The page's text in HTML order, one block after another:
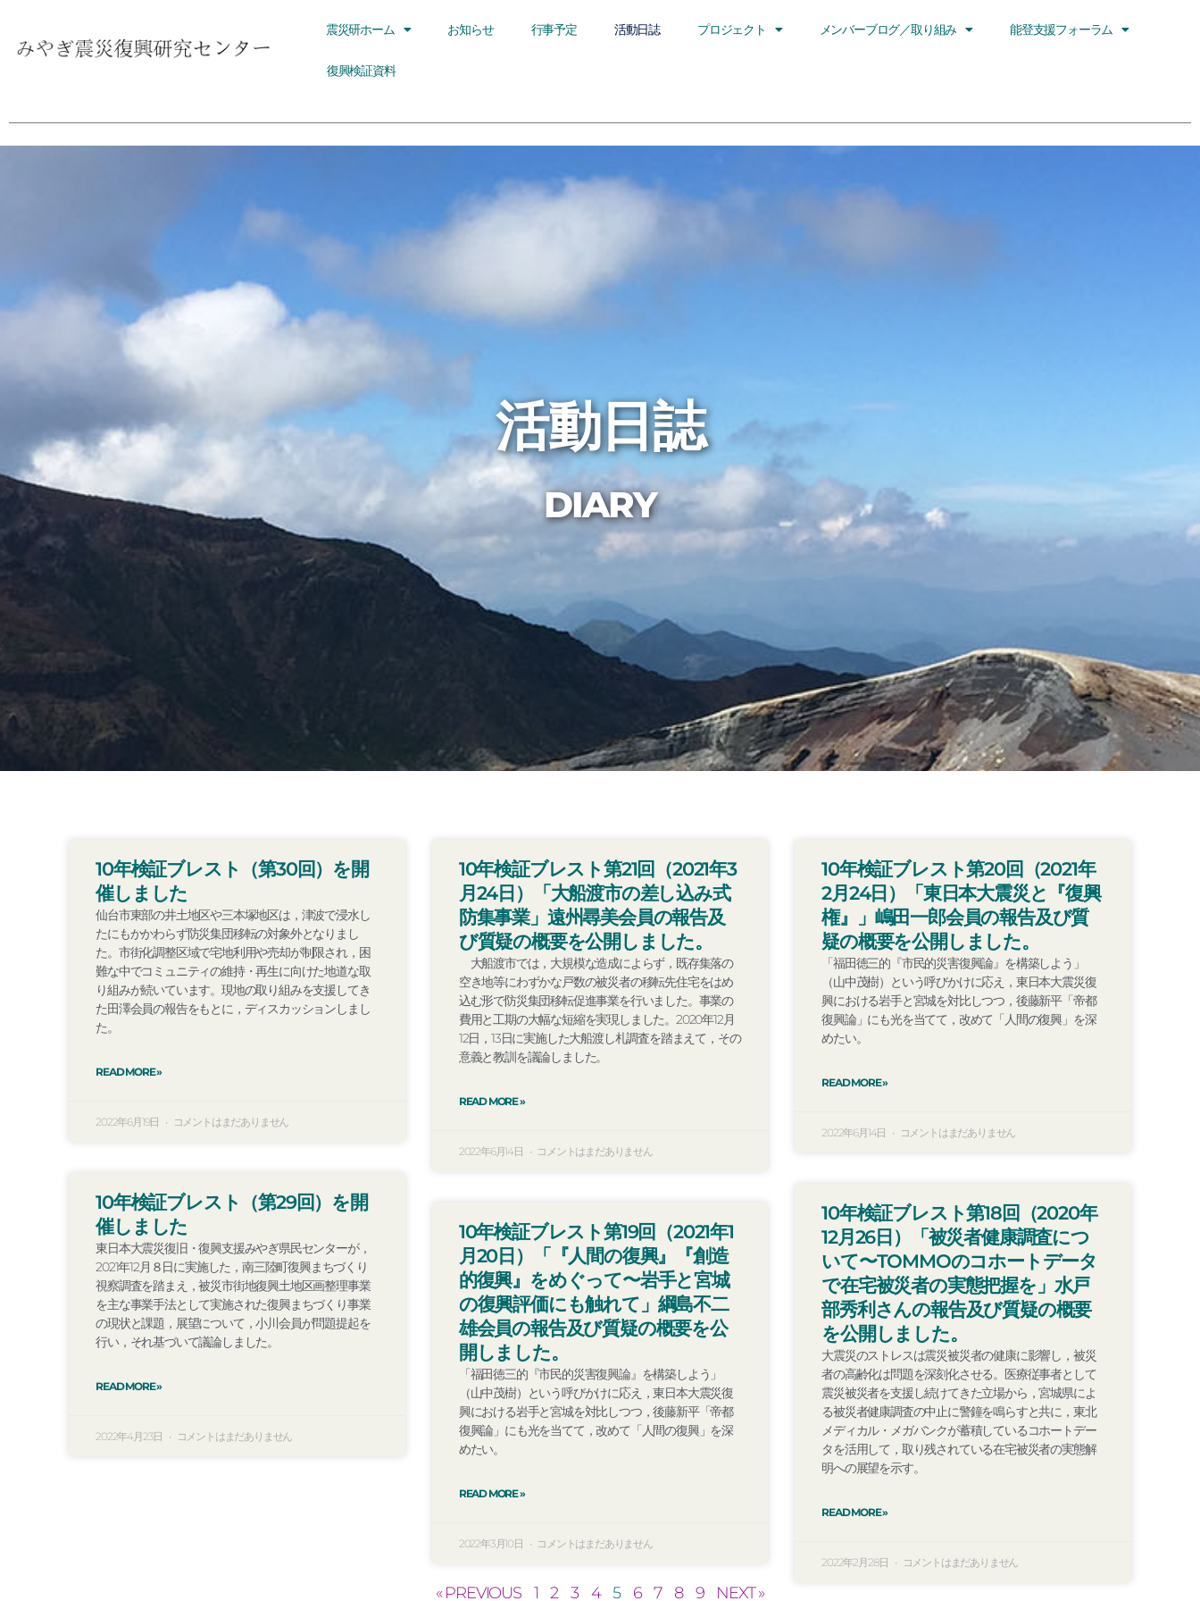
ッ
プ
震災研ホーム お知らせ 行事予定 活動日誌 プロジェクト メンバーブログ／取り組み 能登支援フォーラム
復興検証資料
活動日誌
DIARY
10年検証ブレスト（第30回）を開
催しました
仙台市東部の井土地区や三本塚地区は，津波で浸水し
たにもかかわらず防災集団移転の対象外となりまし
た。市街化調整区域で宅地利用や売却が制限され，困
難な中でコミュニティの維持・再生に向けた地道な取
り組みが続いています。現地の取り組みを支援してき
た田澤会員の報告をもとに，ディスカッションしまし
た。
READ MORE »
2022年6月19日 コメントはまだありません
10年検証ブレスト第21回（2021年3
月24日）「大船渡市の差し込み式
防集事業」遠州尋美会員の報告及
び質疑の概要を公開しました。
大船渡市では，大規模な造成によらず，既存集落の
空き地等にわずかな戸数の被災者の移転先住宅をはめ
込む形で防災集団移転促進事業を行いました。事業の
費用と工期の大幅な短縮を実現しました。2020年12月
12日，13日に実施した大船渡し札調査を踏まえて，その
意義と教訓を議論しました。
READ MORE »
2022年6月14日 コメントはまだありません
10年検証ブレスト第20回（2021年
2月24日）「東日本大震災と『復興
権』」嶋田一郎会員の報告及び質
疑の概要を公開しました。
「福田徳三的『市民的災害復興論』を構築しよう」
（山中茂樹）という呼びかけに応え，東日本大震災復
興における岩手と宮城を対比しつつ，後藤新平「帝都
復興論」にも光を当てて，改めて「人間の復興」を深
めたい。
READ MORE »
2022年6月14日 コメントはまだありません
10年検証ブレスト（第29回）を開
催しました
東日本大震災復旧・復興支援みやぎ県民センターが，
2021年12月８日に実施した，南三陸町復興まちづくり
視察調査を踏まえ，被災市街地復興土地区画整理事業
を主な事業手法として実施された復興まちづくり事業
の現状と課題，展望について，小川会員が問題提起を
行い，それ基づいて議論しました。
READ MORE »
2022年4月23日 コメントはまだありません
10年検証ブレスト第19回（2021年1
月20日）「『人間の復興』『創造
的復興』をめぐって〜岩手と宮城
の復興評価にも触れて」綱島不二
雄会員の報告及び質疑の概要を公
開しました。
「福田徳三的『市民的災害復興論』を構築しよう」
（山中茂樹）という呼びかけに応え，東日本大震災復
興における岩手と宮城を対比しつつ，後藤新平「帝都
復興論」にも光を当てて，改めて「人間の復興」を深
めたい。
READ MORE »
2022年3月10日 コメントはまだありません
10年検証ブレスト第18回（2020年
12月26日）「被災者健康調査につ
いて〜TOMMOのコホートデータ
で在宅被災者の実態把握を」水戸
部秀利さんの報告及び質疑の概要
を公開しました。
大震災のストレスは震災被災者の健康に影響し，被災
者の高齢化は問題を深刻化させる。医療従事者として
震災被災者を支援し続けてきた立場から，宮城県によ
る被災者健康調査の中止に警鐘を鳴らすと共に，東北
メディカル・メガバンクが蓄積しているコホートデー
タを活用して，取り残されている在宅被災者の実態解
明への展望を示す。
READ MORE »
2022年2月28日 コメントはまだありません
« PREVIOUS
ー
ジ
1
ー
ジ
2
ー
ジ
3
ー
ジ
4
ー
ジ
5
ー
ジ
6
ー
ジ
7
ー
ジ
8
ー
ジ
9 NEXT »